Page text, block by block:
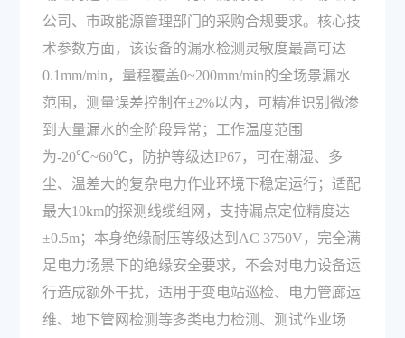
公司、市政能源管理部门的采购合规要求。核心技
术参数方面，该设备的漏水检测灵敏度最高可达
0.1mm/min，量程覆盖0~200mm/min的全场景漏水
范围，测量误差控制在±2%以内，可精准识别微渗
到大量漏水的全阶段异常；工作温度范围
为-20℃~60℃，防护等级达IP67，可在潮湿、多
尘、温差大的复杂电力作业环境下稳定运行；适配
最大10km的探测线缆组网，支持漏点定位精度达
±0.5m；本身绝缘耐压等级达到AC 3750V，完全满
足电力场景下的绝缘安全要求，不会对电力设备运
行造成额外干扰，适用于变电站巡检、电力管廊运
维、地下管网检测等多类电力检测、测试作业场